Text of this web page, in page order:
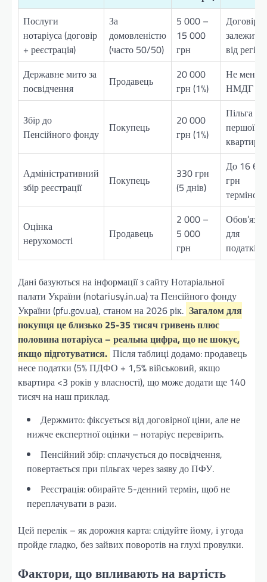
Послуги
нотаріуса (договір
+ реєстрація)
За
домовленістю
(часто 50/50)
5 000 –
15 000
грн
залежить
від
Державне мито за
посвідчення
Продавець
20 000
грн (1%)
Не
НМДГ
Збір до
Пенсійного фонду
Покупець
20 000
грн (1%)
Пільга
першої
квартири
Адміністративний
збір реєстрації
Покупець
330 грн
(5 днів)
До 16
грн
терміново
Оцінка
нерухомості
Продавець
2 000 –
5 000
грн
для
податків
Дані базуються на інформації з сайту Нотаріальної
палати України (notariusy.in.ua) та Пенсійного фонду
України (pfu.gov.ua), станом на 2026 рік. Загалом для
покупця це близько 25-35 тисяч гривень плюс
половина нотаріуса – реальна цифра, що не шокує,
якщо підготуватися. Після таблиці додамо: продавець
несе податки (5% ПДФО + 1,5% військовий, якщо
квартира <3 років у власності), що може додати ще 140
тисяч на наш приклад.
Держмито: фіксується від договірної ціни, але не
нижче експертної оцінки – нотаріус перевірить.
Пенсійний збір: сплачується до посвідчення,
повертається при пільгах через заяву до ПФУ.
Реєстрація: обирайте 5-денний термін, щоб не
переплачувати в рази.
Цей перелік – як дорожня карта: слідуйте йому, і угода
пройде гладко, без зайвих поворотів на глухі провулки.
Фактори, що впливають на вартість